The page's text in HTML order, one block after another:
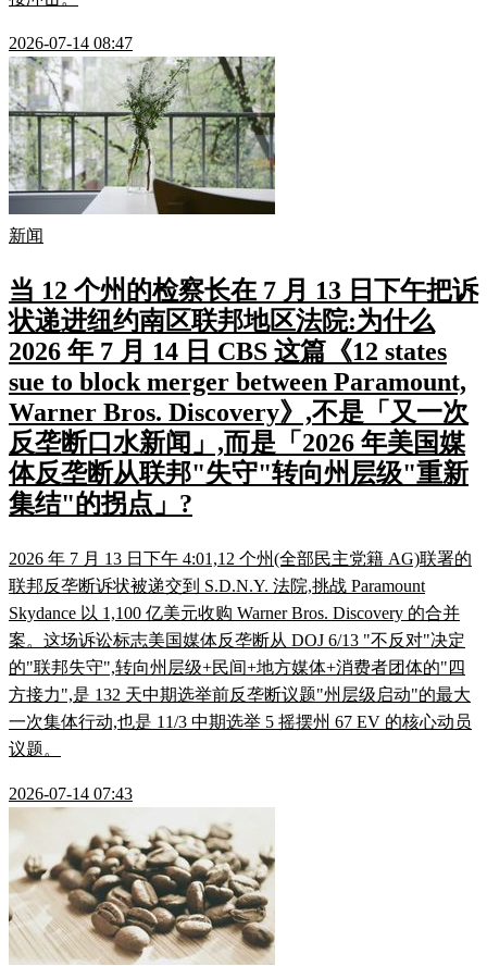
2026-07-14 08:47
新闻
当 12 个州的检察长在 7 月 13 日下午把诉
状递进纽约南区联邦地区法院:为什么
2026 年 7 月 14 日 CBS 这篇《12 states
sue to block merger between Paramount,
Warner Bros. Discovery》,不是「又一次
反垄断口水新闻」,而是「2026 年美国媒
体反垄断从联邦"失守"转向州层级"重新
集结"的拐点」?
2026 年 7 月 13 日下午 4:01,12 个州(全部民主党籍 AG)联署的
联邦反垄断诉状被递交到 S.D.N.Y. 法院,挑战 Paramount
Skydance 以 1,100 亿美元收购 Warner Bros. Discovery 的合并
案。这场诉讼标志美国媒体反垄断从 DOJ 6/13 "不反对"决定
的"联邦失守",转向州层级+民间+地方媒体+消费者团体的"四
方接力",是 132 天中期选举前反垄断议题"州层级启动"的最大
一次集体行动,也是 11/3 中期选举 5 摇摆州 67 EV 的核心动员
议题。
2026-07-14 07:43